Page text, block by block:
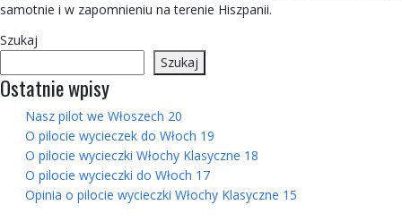
samotnie i w zapomnieniu na terenie Hiszpanii.
Szukaj
Szukaj
Ostatnie wpisy
Nasz pilot we Włoszech 20
O pilocie wycieczek do Włoch 19
O pilocie wycieczki Włochy Klasyczne 18
O pilocie wycieczki do Włoch 17
Opinia o pilocie wycieczki Włochy Klasyczne 15